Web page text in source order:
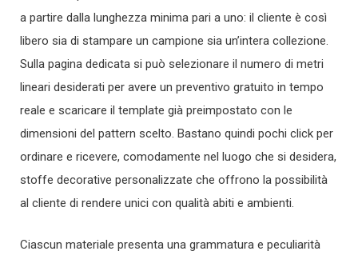
a partire dalla lunghezza minima pari a uno: il cliente è così
libero sia di stampare un campione sia un’intera collezione.
Sulla pagina dedicata si può selezionare il numero di metri
lineari desiderati per avere un preventivo gratuito in tempo
reale e scaricare il template già preimpostato con le
dimensioni del pattern scelto. Bastano quindi pochi click per
ordinare e ricevere, comodamente nel luogo che si desidera,
stoffe decorative personalizzate che offrono la possibilità
al cliente di rendere unici con qualità abiti e ambienti.
Ciascun materiale presenta una grammatura e peculiarità